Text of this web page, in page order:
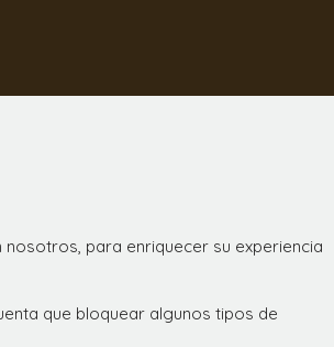
para enriquecer su experiencia
que bloquear algunos tipos de